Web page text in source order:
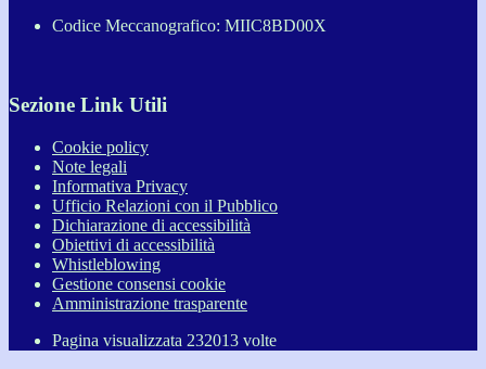
Codice Meccanografico: MIIC8BD00X
Sezione Link Utili
Cookie policy
Note legali
Informativa Privacy
Ufficio Relazioni con il Pubblico
Dichiarazione di accessibilità
Obiettivi di accessibilità
Whistleblowing
Gestione consensi cookie
Amministrazione trasparente
Pagina visualizzata 232013 volte